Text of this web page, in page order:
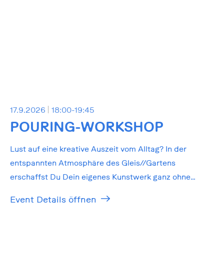
17.9.2026 18:00-19:45
POURING-WORKSHOP
Lust auf eine kreative Auszeit vom Alltag? In der
entspannten Atmosphäre des Gleis//Gartens
erschaffst Du Dein eigenes Kunstwerk ganz ohne
Event Details öffnen